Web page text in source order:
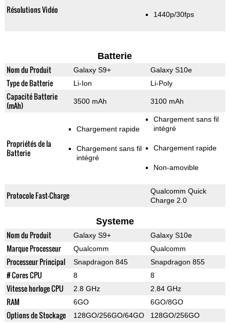
Résolutions Vidéo 1440p/30fps
Batterie
Nom du Produit Galaxy S9+ Galaxy S10e
Type de Batterie Li-Ion Li-Poly
Capacité Batterie
(mAh)
3500 mAh 3100 mAh
Propriétés de la
Batterie
Chargement rapide
Chargement sans fil
intégré
Chargement sans fil
intégré
Chargement rapide
Non-amovible
Protocole Fast-Charge
Qualcomm Quick
Charge 2.0
Systeme
Nom du Produit Galaxy S9+ Galaxy S10e
Marque Processeur Qualcomm Qualcomm
Processeur Principal Snapdragon 845 Snapdragon 855
# Cores CPU 8 8
Vitesse horloge CPU 2.8 GHz 2.84 GHz
RAM 6GO 6GO/8GO
Options de Stockage 128GO/256GO/64GO 128GO/256GO